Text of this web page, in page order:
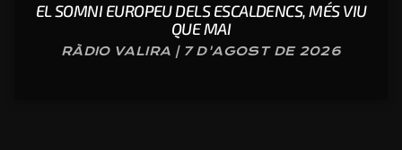
EL SOMNI EUROPEU DELS ESCALDENCS, MÉS VIU
QUE MAI
RÀDIO VALIRA | 7 D'AGOST DE 2026